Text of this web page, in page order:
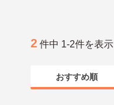
2 件中 1-2件を表示
おすすめ順